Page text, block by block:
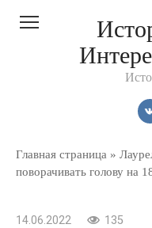
Главная страница »
поворачивать голову на
14.06.2022 135